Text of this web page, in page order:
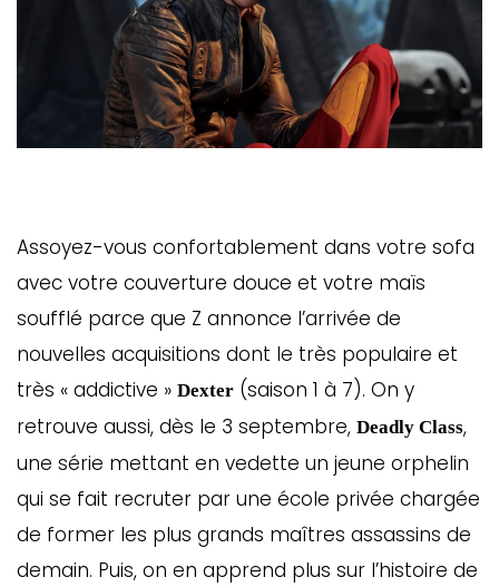
Assoyez-vous confortablement dans votre sofa
avec votre couverture douce et votre maïs
soufflé parce que Z annonce l’arrivée de
nouvelles acquisitions dont le très populaire et
très « addictive » Dexter (saison 1 à 7). On y
retrouve aussi, dès le 3 septembre, Deadly Class,
une série mettant en vedette un jeune orphelin
qui se fait recruter par une école privée chargée
de former les plus grands maîtres assassins de
demain. Puis, on en apprend plus sur l’histoire de